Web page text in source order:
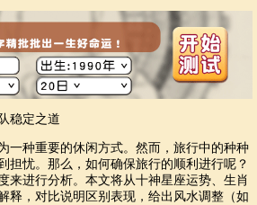
稳定之道
一种重要的休闲方式。然而，旅行中的种种
担忧。那么，如何确保旅行的顺利进行呢？
来进行分析。本文将从十神星座运势、生肖
释，对比说明区别表现，给出风水调整（如